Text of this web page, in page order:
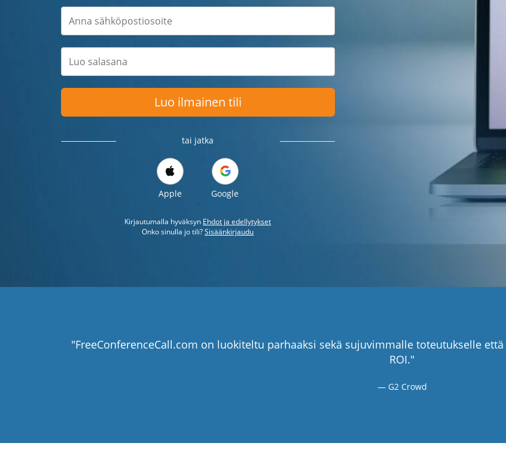
Luo ilmainen tili
tai jatka
Apple Google
Kirjautumalla hyväksyn Ehdot ja edellytykset
Onko sinulla jo tili?Sisäänkirjaudu
"FreeConferenceCall.com on luokiteltu parhaaksi sekä sujuvimmalle toteutukselle
ROI."
G2 Crowd